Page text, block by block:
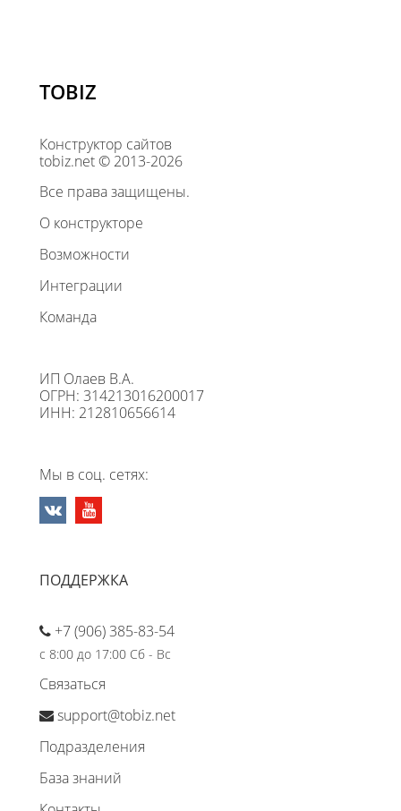
TOBIZ
Конструктор сайтов
tobiz.net © 2013-2026
Все права защищены.
О конструкторе
Возможности
Интеграции
Команда
ИП Олаев В.А.
ОГРН: 314213016200017
ИНН: 212810656614
Мы в соц. сетях:
ПОДДЕРЖКА
+7 (906) 385-83-54
с 8:00 до 17:00 Сб - Вс
Связаться
support@tobiz.net
Подразделения
База знаний